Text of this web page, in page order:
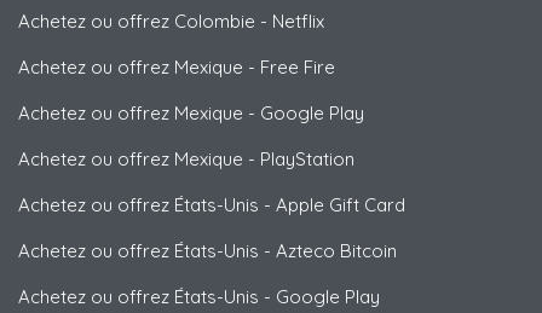
Achetez ou offrez Colombie - Netflix
Achetez ou offrez Mexique - Free Fire
Achetez ou offrez Mexique - Google Play
Achetez ou offrez Mexique - PlayStation
Achetez ou offrez États-Unis - Apple Gift Card
Achetez ou offrez États-Unis - Azteco Bitcoin
Achetez ou offrez États-Unis - Google Play